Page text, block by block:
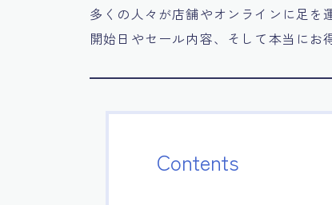
多くの人々が店舗やオンラインに足を
開始日やセール内容、そして本当にお
Contents